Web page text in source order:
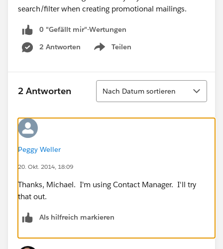
search/filter when creating promotional mailings.
0 "Gefällt mir"-Wertungen
2 Antworten
Teilen
Show menu
2 Antworten
Sortieren
Nach Datum sortieren
Peggy Weller
20. Okt. 2014, 18:09
Thanks, Michael. I'm using Contact Manager. I'll try
that out.
Als hilfreich markieren